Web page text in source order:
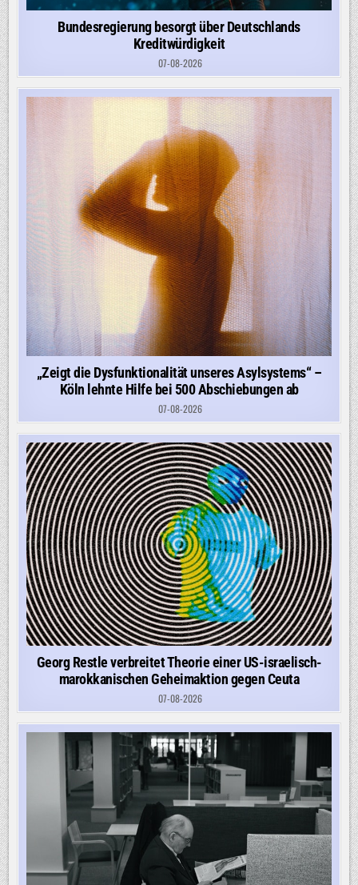
Bundesregierung besorgt über Deutschlands
Kreditwürdigkeit
07-08-2026
„Zeigt die Dysfunktionalität unseres Asylsystems“ –
Köln lehnte Hilfe bei 500 Abschiebungen ab
07-08-2026
Georg Restle verbreitet Theorie einer US-israelisch-
marokkanischen Geheimaktion gegen Ceuta
07-08-2026